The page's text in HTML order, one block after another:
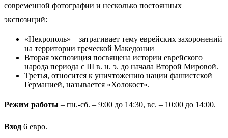
современной фотографии и несколько постоянных
экспозиций:
«Некрополь» – затрагивает тему еврейских захоронений
на территории греческой Македонии
Вторая экспозиция посвящена истории еврейского
народа периода с III в. н. э. до начала Второй Мировой.
Третья, относится к уничтожению нации фашистской
Германией, называется «Холокост».
Режим работы – пн.-сб. – 9:00 до 14:30, вс. – 10:00 до 14:00.
Вход 6 евро.